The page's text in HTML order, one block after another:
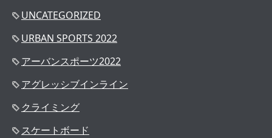
UNCATEGORIZED
URBAN SPORTS 2022
アーバンスポーツ2022
アグレッシブインライン
クライミング
スケートボード